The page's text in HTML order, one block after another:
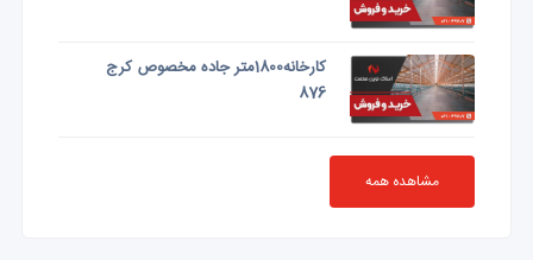
کارخانه1800متر جاده مخصوص کرج
876
مشاهده همه